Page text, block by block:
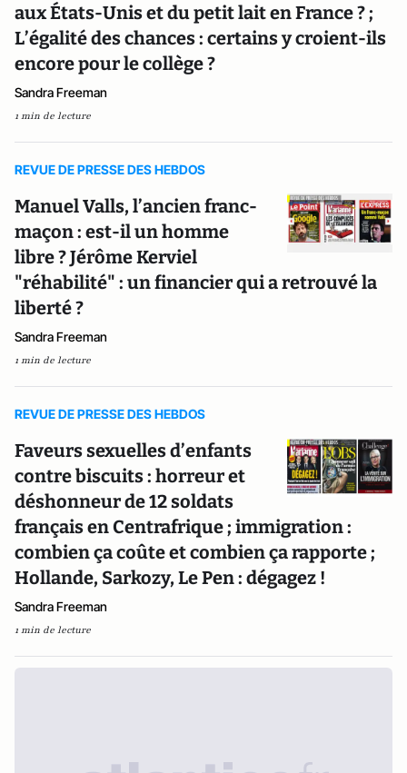
aux États-Unis et du petit lait en France ? ;
L’égalité des chances : certains y croient-ils
encore pour le collège ?
Sandra Freeman
1 min de lecture
REVUE DE PRESSE DES HEBDOS
Manuel Valls, l’ancien franc-
maçon : est-il un homme
libre ? Jérôme Kerviel
"réhabilité" : un financier qui a retrouvé la
liberté ?
Sandra Freeman
1 min de lecture
REVUE DE PRESSE DES HEBDOS
Faveurs sexuelles d’enfants
contre biscuits : horreur et
déshonneur de 12 soldats
français en Centrafrique ; immigration :
combien ça coûte et combien ça rapporte ;
Hollande, Sarkozy, Le Pen : dégagez !
Sandra Freeman
1 min de lecture